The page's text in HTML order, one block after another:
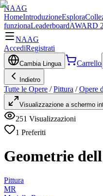
NAAG
HomeIntroduzioneEsplora
funzionaLeaderboardAWARD
NAAG
AccediRegistrati
Cambia Lingua Carrello
Indietro
Tutte le Opere / Pittura / Opere
Visualizzazione a schermo
251 Visualizzazioni
1 Preferiti
Geometrie
Pittura
MR